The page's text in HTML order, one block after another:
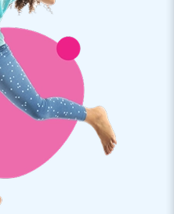
compleet voor een mooie
verstevigd en
van sterk, hoge kwaliteit
en eenvoudig schoon te
door JB geleverd met 5
dit product jarenlang